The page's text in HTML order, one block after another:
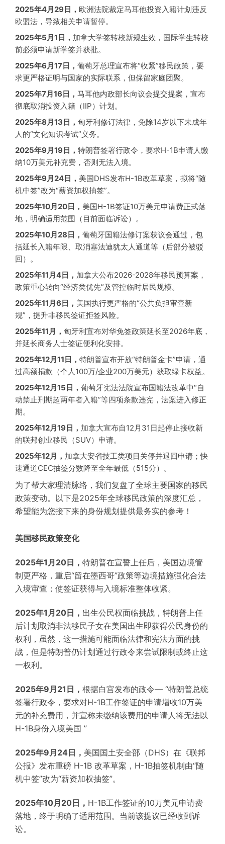
2025年4月29日， 欧洲法院裁定马耳他投资入籍计划违反
欧盟法，导致相关申请暂停。
2025年5月1日， 加拿大学签转校新规生效，国际学生转校
前必须申请新学签并获批。
2025年6月17日， 葡萄牙总理宣布将“收紧”移民政策，要
求更严格证明与国家的实际联系，但保留家庭团聚。
2025年7月16日， 马耳他内政部长向议会提交提案，宣布
彻底取消投资入籍（IIP）计划。
2025年8月13日， 匈牙利修订法律，免除14岁以下未成年
人的“文化知识考试”义务。
2025年9月19日， 特朗普签署行政令，要求H-1B申请人缴
纳10万美元补充费，否则无法入境。
2025年9月24日， 美国DHS发布H-1B改革草案，拟将“随
机中签”改为“薪资加权抽签”。
2025年10月20日， 美国H-1B签证10万美元申请费正式落
地，明确适用范围（目前面临诉讼）。
2025年10月28日， 葡萄牙国籍法修订案获议会通过，包
括延长入籍年限、取消塞法迪犹太人通道等（后部分被驳
回）。
2025年11月4日， 加拿大公布2026-2028年移民预算案，
政策重心转向“经济类优先”及管控临时居民规模。
2025年11月6日， 美国执行更严格的“公共负担审查新
规”，提升非移民签证拒签风险。
2025年11月， 匈牙利宣布对华免签政策延长至2026年底，
并延长商务人士签证便利化安排。
2025年12月11日， 特朗普宣布开放“特朗普金卡”申请，通
过高额捐款（个人100万/企业200万美元）获取绿卡权益。
2025年12月15日， 葡萄牙宪法法院宣布国籍法改革中“自
动禁止刑期超两年者入籍”等四项条款违宪，法案进入修正
期。
2025年12月19日， 加拿大宣布自12月31日起停止接收新
的联邦创业移民（SUV）申请。
2025年12月， 加拿大安省技工类项目关停并退回申请；快
速通道CEC抽签分数降至全年最低（515分）。
为了帮大家理清脉络，我们复盘了全球主要国家的移民
政策变动。以下是2025年全球移民政策的深度汇总，
希望能为您接下来的身份规划提供最务实的参考！
美国移民政策变化
2025年1月20日， 特朗普在宣誓上任后，美国边境管
制更严格，重启“留在墨西哥”政策等边境措施强化合法
入境审查；使签证获得与入境标准整体收紧。
2025年1月20日， 出生公民权面临挑战，特朗普上任
后计划取消非法移民子女在美国出生即获得公民身份的
权利，虽然，这一措施可能面临法律和宪法方面的挑
战，但是特朗普仍计划通过行政令来尝试限制或终止这
一权利。
2025年9月21日， 根据白宫发布的政令— “特朗普总统
签署行政令，要求对H-1B工作签证的申请增收10万美
元的补充费用，并宣称未缴纳该费用的申请人将无法以
H-1B身份入境美国 ”
2025年9月24日， 美国国土安全部（DHS）在《联邦
公报》发布重磅 H-1B 改革草案，H-1B抽签机制由“随
机中签”改为“薪资加权抽签”。
2025年10月20日， H-1B工作签证的10万美元申请费
落地，终于明确了适用范围。当前该提议已经收到诉
讼。